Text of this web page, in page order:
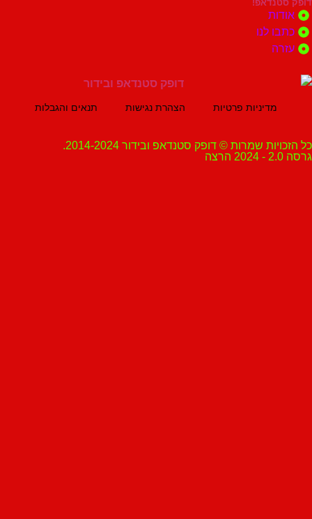
לנו
מדיניות פרטיות הצהרת נגישות תנאים והגבלות
שמרות © דופק סטנדאפ ובידור 2014-2024.